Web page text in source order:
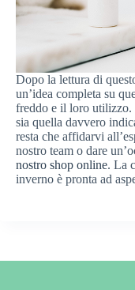
Dopo la lettura di
un’idea completa su
freddo e il loro utilizzo.
sia quella davvero
resta che affidarvi
nostro team o dare
nostro shop online. La
inverno è pronta ad